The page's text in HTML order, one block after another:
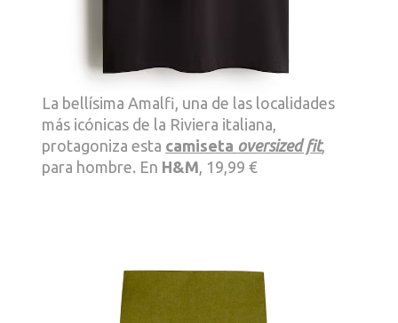
La bellísima Amalfi, una de las localidades
más icónicas de la Riviera italiana,
protagoniza esta camiseta oversized fit,
para hombre. En H&M , 19,99 €